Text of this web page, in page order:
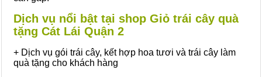
Dịch vụ nổi bật tại shop Giỏ trái cây quà
tặng Cát Lái Quận 2
+ Dịch vụ gói trái cây, kết hợp hoa tươi và trái cây làm
quà tặng cho khách hàng